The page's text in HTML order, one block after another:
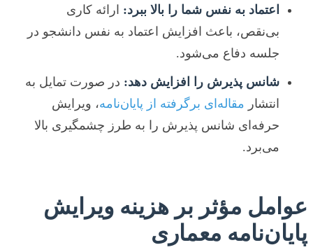
اعتماد به نفس شما را بالا ببرد: ارائه کاری
بی‌نقص، باعث افزایش اعتماد به نفس دانشجو در
جلسه دفاع می‌شود.
شانس پذیرش را افزایش دهد: در صورت تمایل به
انتشار مقاله‌ای برگرفته از پایان‌نامه، ویرایش
حرفه‌ای شانس پذیرش را به طرز چشمگیری بالا
می‌برد.
عوامل مؤثر بر هزینه ویرایش
پایان‌نامه معماری